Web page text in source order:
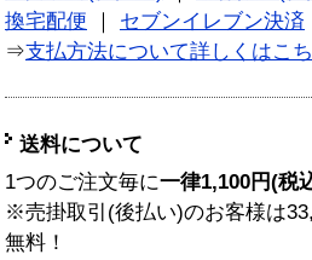
換宅配便
セブンイレブン決済
⇒支払方法について詳しくはこ
送料について
1つのご注文毎に一律1,100円(税
※売掛取引(後払い)のお客様は
無料！